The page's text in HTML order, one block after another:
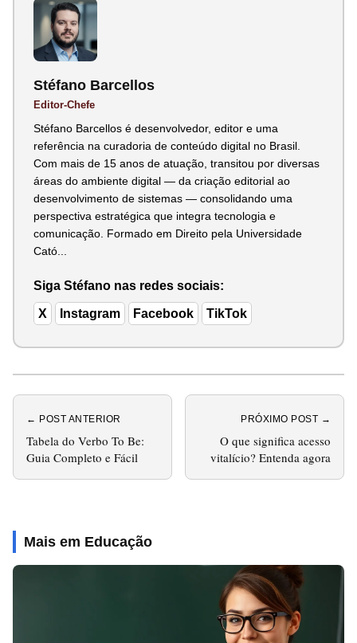
Stéfano Barcellos
Editor-Chefe
Stéfano Barcellos é desenvolvedor, editor e uma
referência na curadoria de conteúdo digital no Brasil.
Com mais de 15 anos de atuação, transitou por diversas
áreas do ambiente digital — da criação editorial ao
desenvolvimento de sistemas — consolidando uma
perspectiva estratégica que integra tecnologia e
comunicação. Formado em Direito pela Universidade
Cató...
Siga Stéfano nas redes sociais:
X Instagram Facebook TikTok
← POST ANTERIOR
Tabela do Verbo To Be:
Guia Completo e Fácil
PRÓXIMO POST →
O que significa acesso
vitalício? Entenda agora
Mais em Educação